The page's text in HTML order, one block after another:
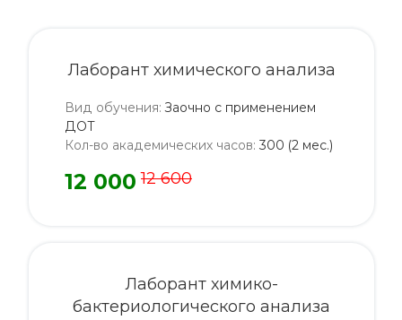
Лаборант химического анализа
Вид обучения: Заочно с применением
ДОТ
Кол-во академических часов: 300 (2 мес.)
12 000 12 600
Лаборант химико-
бактериологического анализа